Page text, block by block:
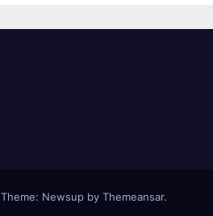
Theme: Newsupby Themeansar.